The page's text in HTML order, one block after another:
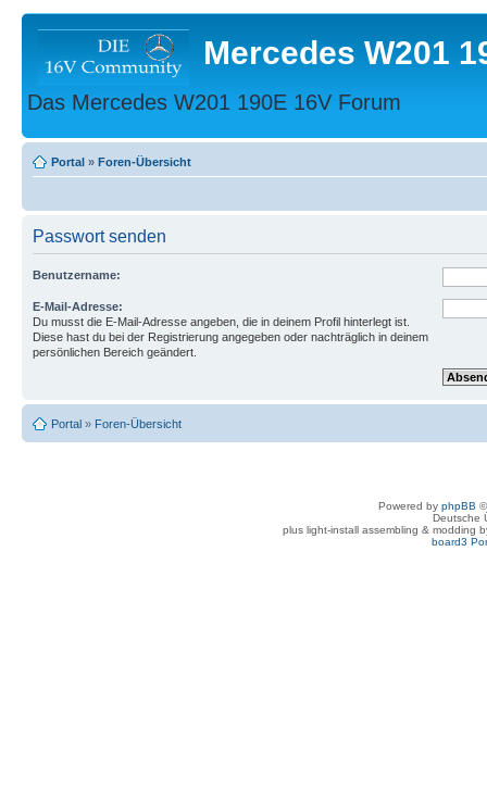
Mercedes W201
Das Mercedes W201 190E 16V Forum
Portal » Foren-Übersicht
Passwort senden
Benutzername:
E-Mail-Adresse:
Du musst die E-Mail-Adresse angeben, die in deinem Profil hinterlegt ist.
Diese hast du bei der Registrierung angegeben oder nachträglich in deinem
persönlichen Bereich geändert.
Portal » Foren-Übersicht
Powered by phpBB
Deutsche
plus light-install assembling & modding
board3